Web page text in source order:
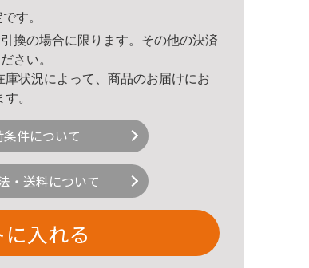
す。
換の場合に限ります。その他の決済
さい。
状況によって、商品のお届けにお
。
件について
・送料について
に入れる